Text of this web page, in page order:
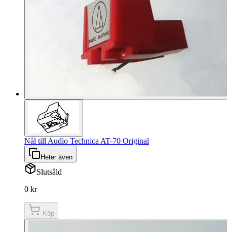
Nål till Audio Technica AT-70 Original
Heter även
Slutsåld
0 kr
Köp